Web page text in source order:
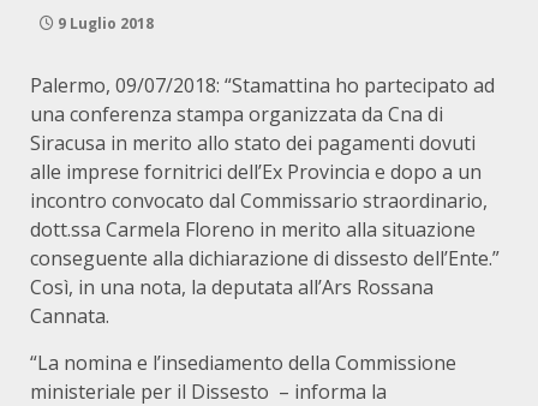
9 Luglio 2018
Palermo, 09/07/2018: “Stamattina ho partecipato ad
una conferenza stampa organizzata da Cna di
Siracusa in merito allo stato dei pagamenti dovuti
alle imprese fornitrici dell’Ex Provincia e dopo a un
incontro convocato dal Commissario straordinario,
dott.ssa Carmela Floreno in merito alla situazione
conseguente alla dichiarazione di dissesto dell’Ente.”
Così, in una nota, la deputata all’Ars Rossana
Cannata.
“La nomina e l’insediamento della Commissione
ministeriale per il Dissesto – informa la